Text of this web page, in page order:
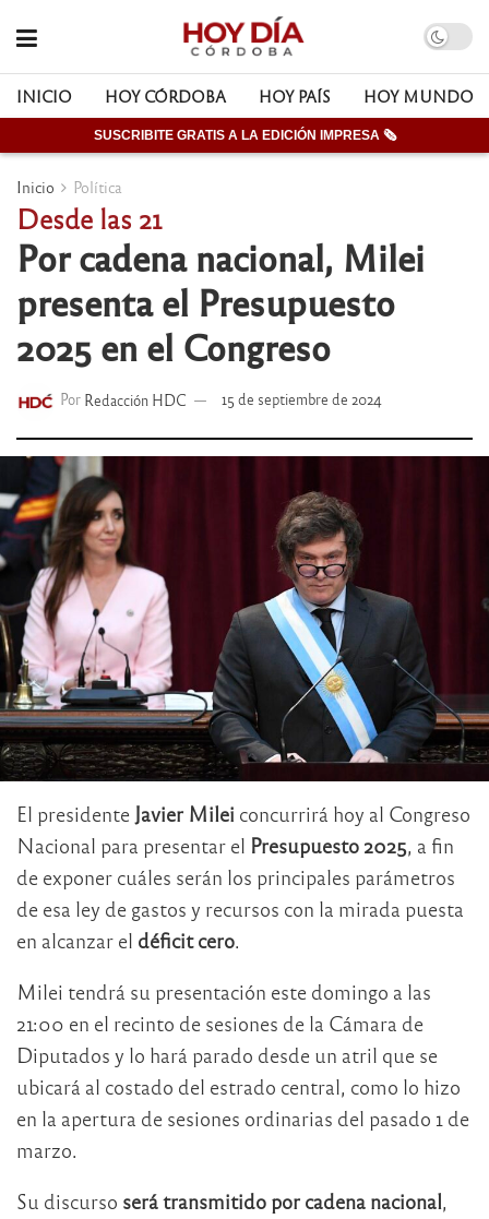
INICIO HOY CÓRDOBA HOY PAÍS HOY MUNDO
SUSCRIBITE GRATIS A LA EDICIÓN IMPRESA 🗞
Inicio Política
Desde las 21
Por cadena nacional, Milei
presenta el Presupuesto
2025 en el Congreso
Por Redacción HDC 15 de septiembre de 2024
El presidente Javier Milei concurrirá hoy al Congreso
Nacional para presentar el Presupuesto 2025, a fin
de exponer cuáles serán los principales parámetros
de esa ley de gastos y recursos con la mirada puesta
en alcanzar el déficit cero.
Milei tendrá su presentación este domingo a las
21:00 en el recinto de sesiones de la Cámara de
Diputados y lo hará parado desde un atril que se
ubicará al costado del estrado central, como lo hizo
en la apertura de sesiones ordinarias del pasado 1 de
marzo.
Su discurso será transmitido por cadena nacional,